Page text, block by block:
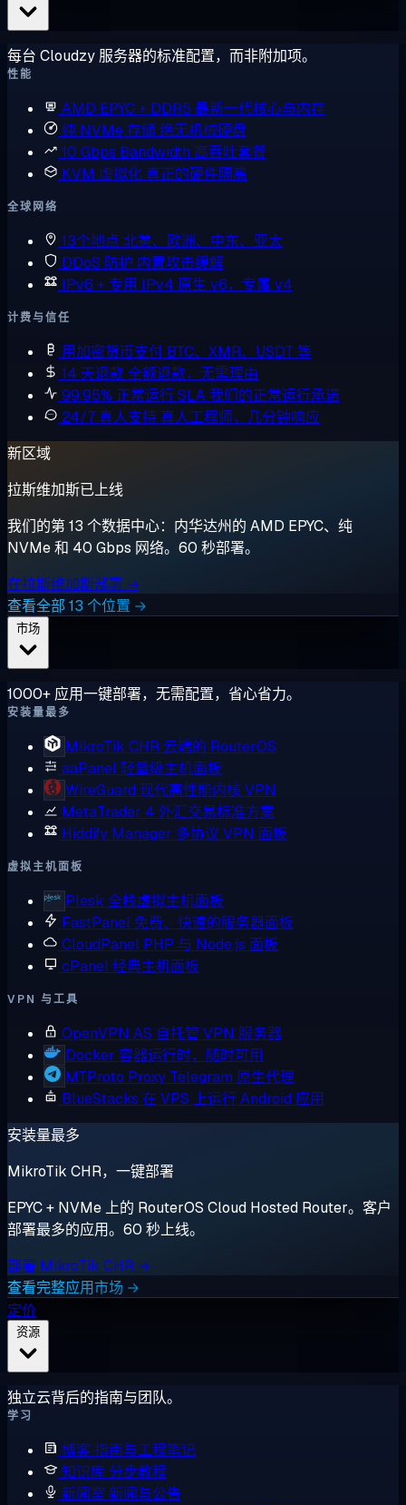
每台 Cloudzy 服务器的标准配置，而非附加项。
性能
AMD EPYC + DDR5 最新一代核心与内存
纯 NVMe 存储绝无机械硬盘
10 Gbps Bandwidth 高吞吐套餐
KVM 虚拟化 真正的硬件隔离
全球网络
13个地点 北美、欧洲、中东、亚太
DDoS 防护 内置攻击缓解
IPv6 + 专用 IPv4 原生 v6，专属 v4
计费与信任
用加密货币支付 BTC、XMR、USDT 等
14 天退款全额退款，无需理由
99.95% 正常运行 SLA我们的正常运行承诺
24/7 真人支持 真人工程师，几分钟响应
新区域
拉斯维加斯已上线
我们的第 13 个数据中心：内华达州的 AMD EPYC、纯
NVMe 和 40 Gbps 网络。60 秒部署。
在拉斯维加斯部署 →
查看全部 13 个位置 →
1000+ 应用一键部署，无需配置，省心省力。
安装量最多
MikroTik CHR 云端的 RouterOS
aaPanel轻量级主机面板
WireGuard 现代高性能内核 VPN
MetaTrader 4 外汇交易标准方案
Hiddify Manager 多协议 VPN 面板
虚拟主机面板
Plesk 全栈虚拟主机面板
FastPanel 免费、快速的服务器面板
CloudPanel PHP 与 Node.js 面板
cPanel经典主机面板
VPN 与工具
OpenVPN AS 自托管 VPN 服务器
Docker 容器运行时，随时可用
MTProto Proxy Telegram 原生代理
BlueStacks 在 VPS 上运行 Android 应用
安装量最多
MikroTik CHR，一键部署
EPYC + NVMe 上的 RouterOS Cloud Hosted Router。客户
部署最多的应用。60 秒上线。
部署 MikroTik CHR →
查看完整应用市场 →
定价
独立云背后的指南与团队。
学习
博客指南与工程笔记
知识库 分步教程
新闻室 新闻与公告